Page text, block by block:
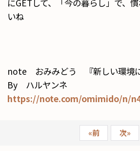
にGETして、「今の暮らし」で、
いね
note おみみどう 『新しい環境に
By ハルヤンネ
https://note.com/omimido/n/
«前 次»